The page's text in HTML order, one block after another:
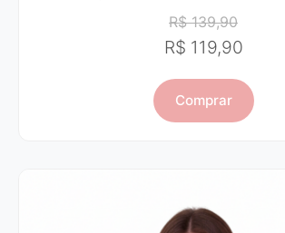
R$ 139,90
R$ 119,90
Comprar